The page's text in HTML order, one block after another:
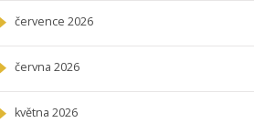
července 2026
června 2026
května 2026